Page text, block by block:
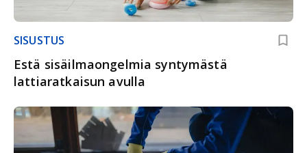
SISUSTUS
Estä sisäilmaongelmia syntymästä
lattiaratkaisun avulla